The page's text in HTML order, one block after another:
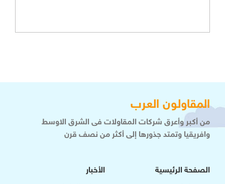
المقاولون العرب
من أكبر وأعرق شركات المقاولات فى الشرق الاوسط
وافريقيا وتمتد جذورها إلى أكثر من نصف قرن
الصفحة الرئيسية
الأخبار